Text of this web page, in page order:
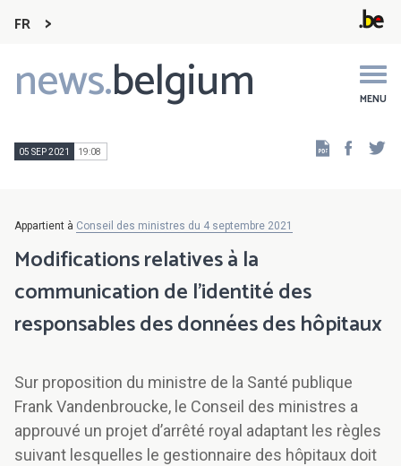
FR
news.belgium MENU
Main
navigation
05 SEP 2021 19:08
Appartient à Conseil des ministres du 4 septembre 2021
Modifications relatives à la
communication de l’identité des
responsables des données des hôpitaux
Sur proposition du ministre de la Santé publique
Frank Vandenbroucke, le Conseil des ministres a
approuvé un projet d’arrêté royal adaptant les règles
suivant lesquelles le gestionnaire des hôpitaux doit